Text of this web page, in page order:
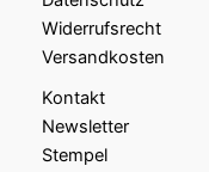
Widerrufsrecht
Versandkosten
Kontakt
Newsletter
Stempel